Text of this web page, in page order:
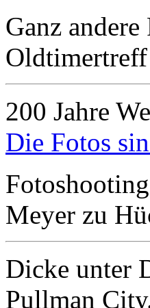
Ganz
200 Jahre
Die Fotos
Meyer zu
Dicke unter
Pullman